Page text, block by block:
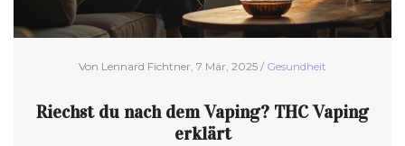
Von Lennard Fichtner, 7 Mär, 2025 / Gesundheit
Riechst du nach dem Vaping? THC Vaping
erklärt